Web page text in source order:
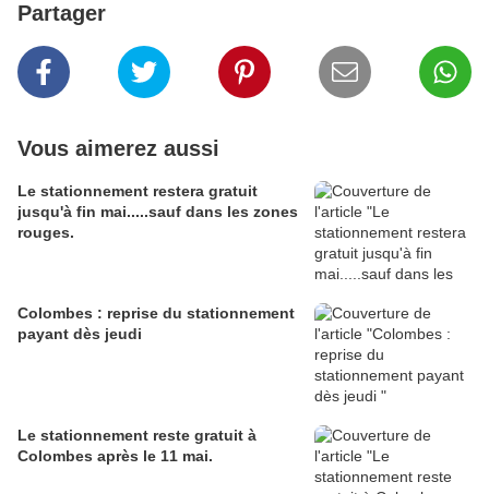
Partager
Vous aimerez aussi
Le stationnement restera gratuit
jusqu'à fin mai.....sauf dans les zones
rouges.
Colombes : reprise du stationnement
payant dès jeudi
Le stationnement reste gratuit à
Colombes après le 11 mai.